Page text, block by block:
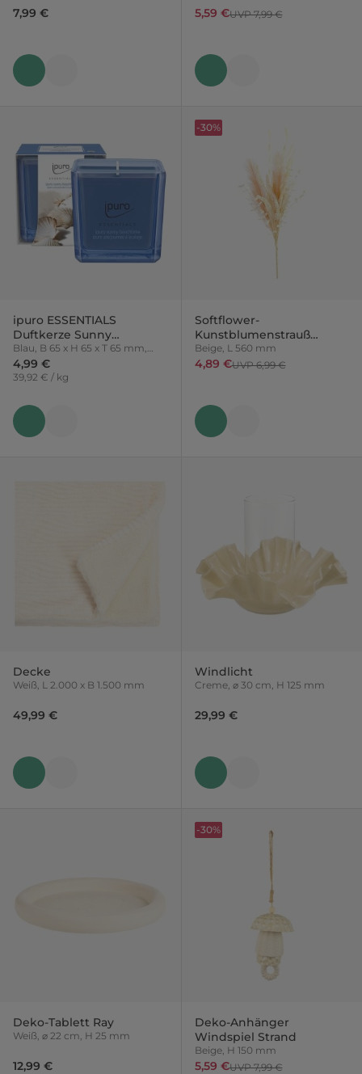
7,99 € 5,59 €UVP 7,99 €
ipuro ESSENTIALS
Duftkerze Sunny
Beachtime
Blau, B 65 x H 65 x T 65 mm,
0,125 kg
4,99 €
39,92 € / kg
Softflower-
Kunstblumenstrauß
BouquetBeige, L 560 mm
4,89 €UVP 6,99 €
-30%
Decke
Weiß, L 2.000 x B 1.500 mm
49,99 €
Windlicht
Creme, ⌀ 30 cm, H 125 mm
29,99 €
Deko-Tablett Ray
Weiß, ⌀ 22 cm, H 25 mm
12,99 €
Deko-Anhänger
Windspiel Strand
Beige, H 150 mm
5,59 €UVP 7,99 €
-30%